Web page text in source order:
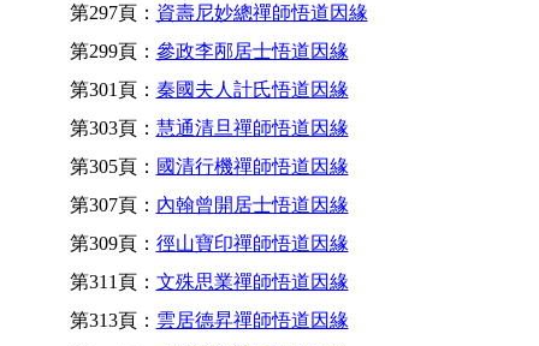
第297頁： 資壽尼妙總禪師悟道因緣
第299頁： 參政李邴居士悟道因緣
第301頁： 秦國夫人計氏悟道因緣
第303頁： 慧通清旦禪師悟道因緣
第305頁： 國清行機禪師悟道因緣
第307頁： 內翰曾開居士悟道因緣
第309頁： 徑山寶印禪師悟道因緣
第311頁： 文殊思業禪師悟道因緣
第313頁： 雲居德昇禪師悟道因緣